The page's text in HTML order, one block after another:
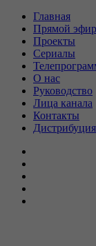
Главная
Прямой эфир
Проекты
Сериалы
О нас
Руководство
Лица канала
Контакты
Дистрибуция